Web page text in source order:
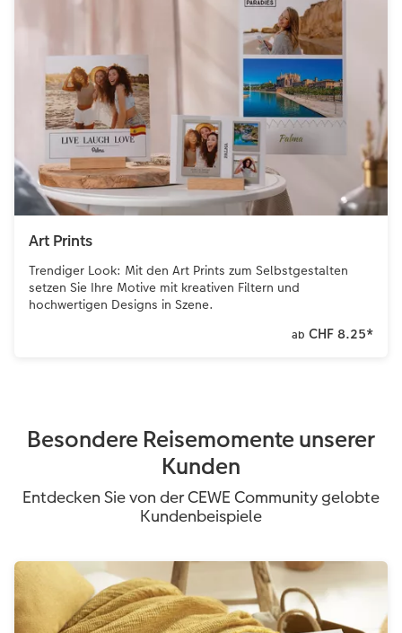
Art Prints
Trendiger Look: Mit den Art Prints zum Selbstgestalten
setzen Sie Ihre Motive mit kreativen Filtern und
hochwertigen Designs in Szene.
ab CHF 8.25*
Besondere Reisemomente unserer
Kunden
Entdecken Sie von der CEWE Community gelobte
Kundenbeispiele